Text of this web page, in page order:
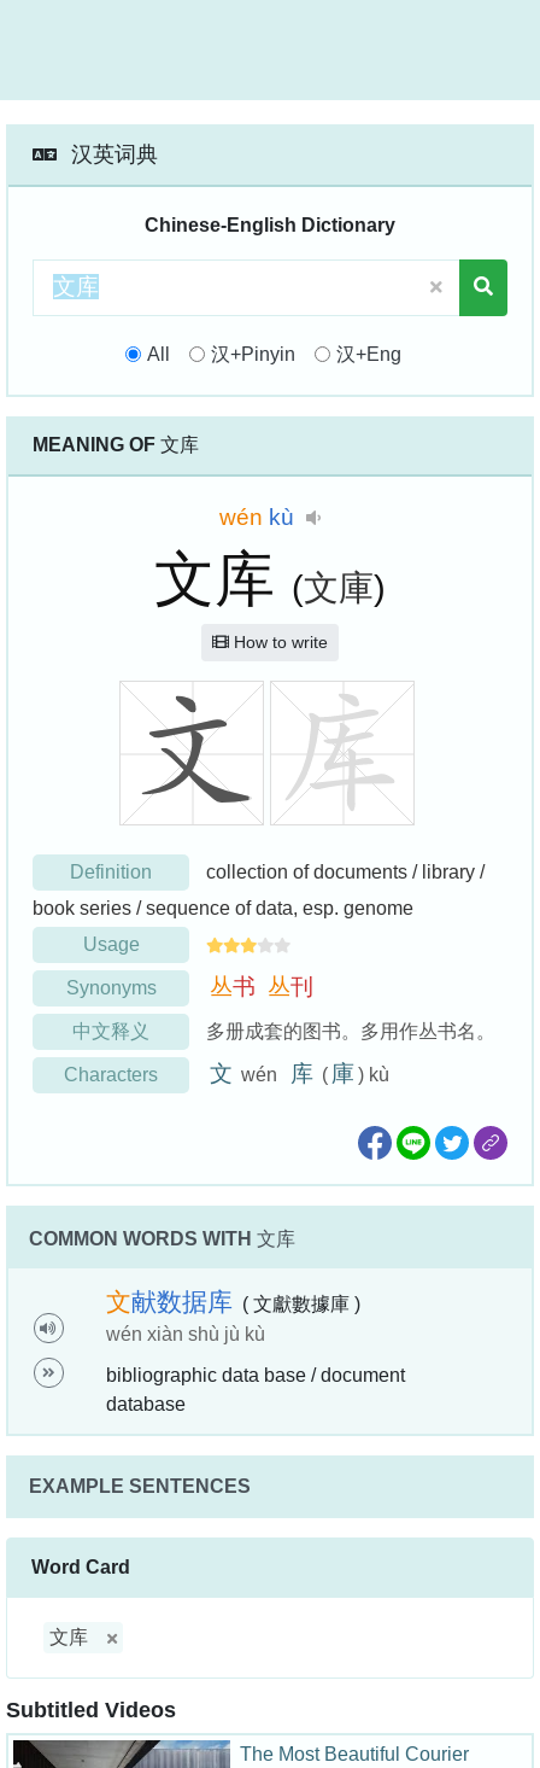
汉英词典
Chinese-English Dictionary
All 汉+Pinyin 汉+Eng
MEANING OF 文库
wén kù
文库 (文庫)
How to write
Definition
collection of documents / library /
book series / sequence of data, esp. genome
Usage
Synonyms 丛书 丛刊
中文释义 多册成套的图书。多用作丛书名。
Characters 文 wén 库 ( 庫) kù
COMMON WORDS WITH 文库
文献数据库 ( 文獻數據庫 )
wén xiàn shù jù kù
bibliographic data base / document
database
EXAMPLE SENTENCES
Word Card
文库
Subtitled Videos
The Most Beautiful Courier